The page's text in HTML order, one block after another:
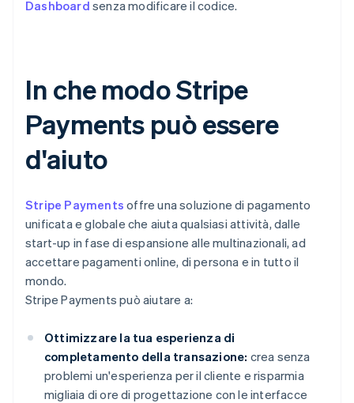
Dashboard senza modificare il codice.
In che modo Stripe
Payments può essere
d'aiuto
Stripe Payments offre una soluzione di pagamento
unificata e globale che aiuta qualsiasi attività, dalle
start-up in fase di espansione alle multinazionali, ad
accettare pagamenti online, di persona e in tutto il
mondo.
Stripe Payments può aiutare a:
Ottimizzare la tua esperienza di
completamento della transazione: crea senza
problemi un'esperienza per il cliente e risparmia
migliaia di ore di progettazione con le interfacce